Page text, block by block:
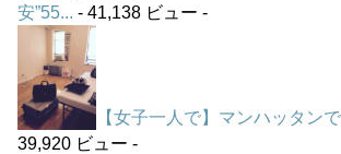
安”55... - 41,138 ビュー -
【女子一人で】マンハッタン
39,920 ビュー -